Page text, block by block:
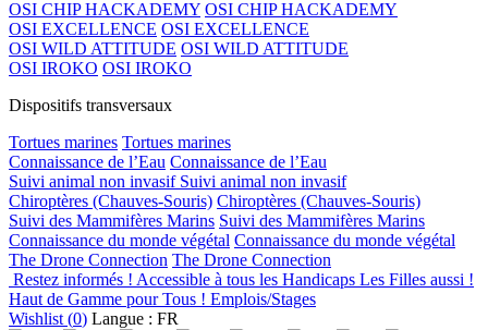
OSI CHIP HACKADEMY OSI CHIP HACKADEMY
OSI EXCELLENCE OSI EXCELLENCE
OSI WILD ATTITUDE OSI WILD ATTITUDE
OSI IROKO OSI IROKO
Dispositifs transversaux
Tortues marines Tortues marines
Connaissance de l’Eau Connaissance de l’Eau
Suivi animal non invasif Suivi animal non invasif
Chiroptères (Chauves-Souris) Chiroptères (Chauves-Souris)
Suivi des Mammifères Marins Suivi des Mammifères Marins
Connaissance du monde végétal Connaissance du monde végétal
The Drone Connection The Drone Connection
Restez informés ! Accessible à tous les Handicaps Les Filles aussi !
Haut de Gamme pour Tous ! Emplois/Stages
Wishlist (0) Langue : FR